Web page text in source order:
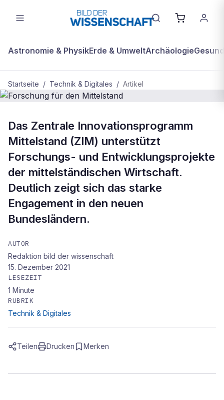
Astronomie & PhysikErde & UmweltArchäologie
Startseite / Technik & Digitales / Artikel
Forschung für den Mittelstand
Das Zentrale Innovationsprogramm
Mittelstand (ZIM) unterstützt
Forschungs- und Entwicklungsprojekte
der mittelständischen Wirtschaft.
Deutlich zeigt sich das starke
Engagement in den neuen
Bundesländern.
AUTOR
Redaktion bild der wissenschaft
15. Dezember 2021
LESEZEIT
1 Minute
RUBRIK
Technik & Digitales
Teilen Drucken Merken